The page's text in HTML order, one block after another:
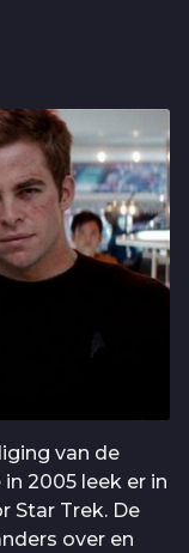
van de
2005 leek er in
Star Trek. De
over en